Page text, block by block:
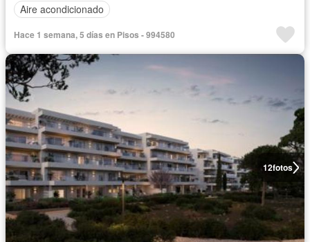
Aire acondicionado
Hace 1 semana, 5 días en Pisos - 994580
12fotos